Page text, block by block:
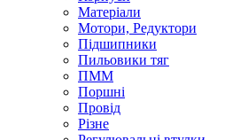
Матеріали
Мотори, Редуктори
Підшипники
Пильовики тяг
ПММ
Поршні
Провід
Різне